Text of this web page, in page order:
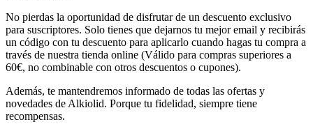
No pierdas la oportunidad de disfrutar de un descuento exclusivo
para suscriptores. Solo tienes que dejarnos tu mejor email y recibirás
un código con tu descuento para aplicarlo cuando hagas tu compra a
través de nuestra tienda online (Válido para compras superiores a
60€, no combinable con otros descuentos o cupones).
Además, te mantendremos informado de todas las ofertas y
novedades de Alkiolid. Porque tu fidelidad, siempre tiene
recompensas.